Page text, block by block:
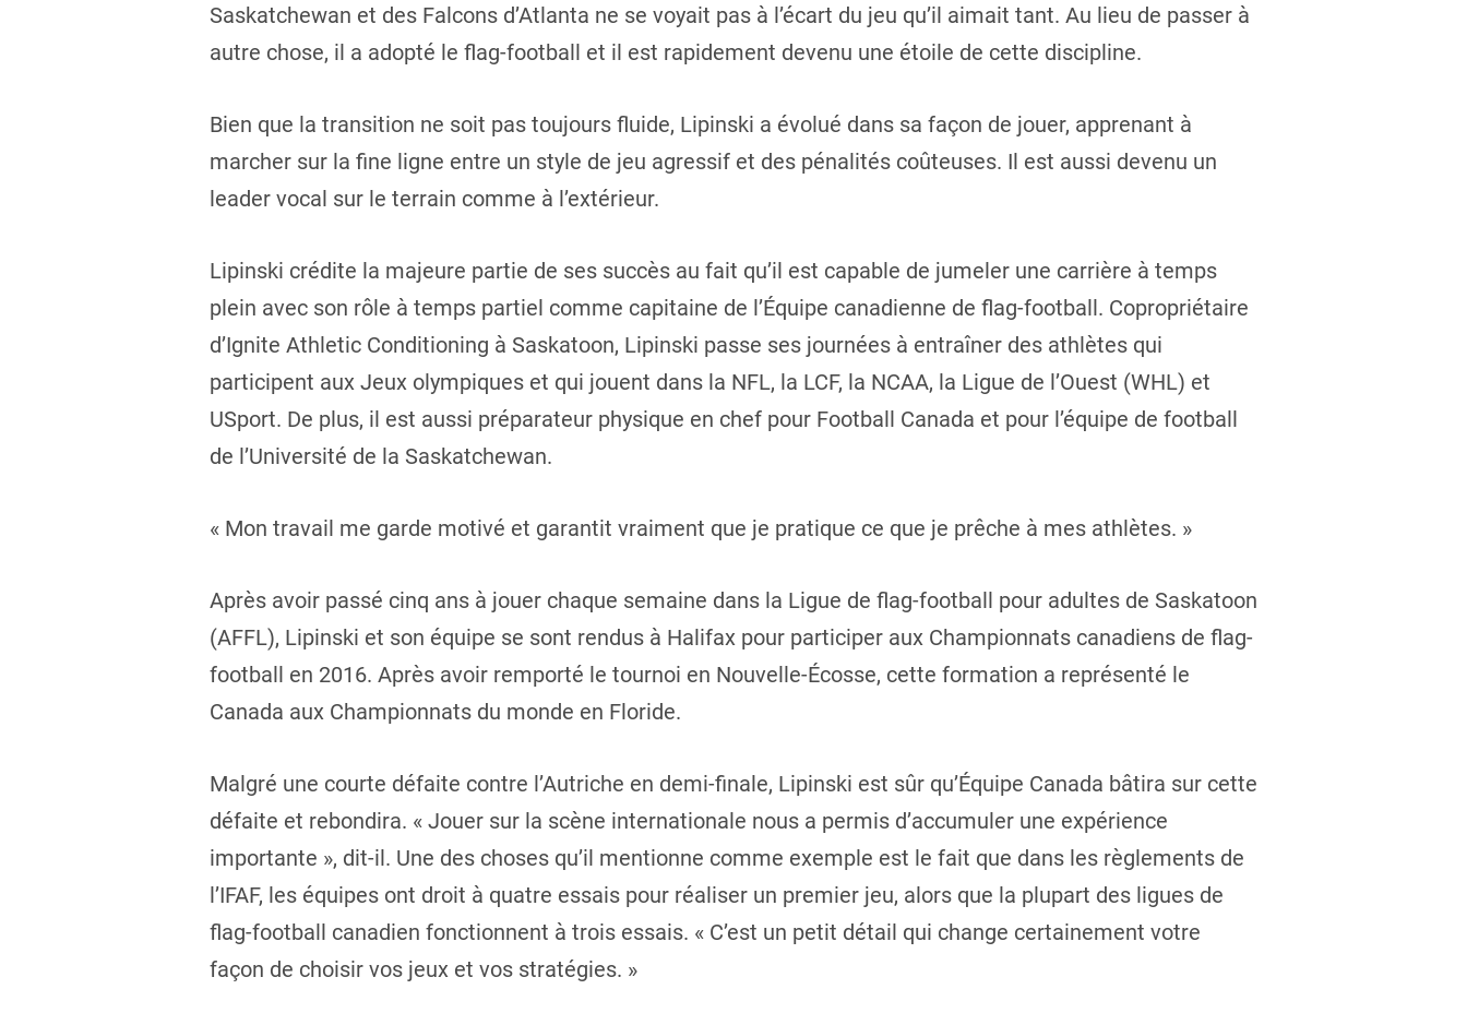
Saskatchewan et des Falcons d’Atlanta ne se voyait pas à l’écart du jeu qu’il aimait tant. Au lieu de passer à
autre chose, il a adopté le flag-football et il est rapidement devenu une étoile de cette discipline.
Bien que la transition ne soit pas toujours fluide, Lipinski a évolué dans sa façon de jouer, apprenant à
marcher sur la fine ligne entre un style de jeu agressif et des pénalités coûteuses. Il est aussi devenu un
leader vocal sur le terrain comme à l’extérieur.
Lipinski crédite la majeure partie de ses succès au fait qu’il est capable de jumeler une carrière à temps
plein avec son rôle à temps partiel comme capitaine de l’Équipe canadienne de flag-football. Copropriétaire
d’Ignite Athletic Conditioning à Saskatoon, Lipinski passe ses journées à entraîner des athlètes qui
participent aux Jeux olympiques et qui jouent dans la NFL, la LCF, la NCAA, la Ligue de l’Ouest (WHL) et
USport. De plus, il est aussi préparateur physique en chef pour Football Canada et pour l’équipe de football
de l’Université de la Saskatchewan.
« Mon travail me garde motivé et garantit vraiment que je pratique ce que je prêche à mes athlètes. »
Après avoir passé cinq ans à jouer chaque semaine dans la Ligue de flag-football pour adultes de Saskatoon
(AFFL), Lipinski et son équipe se sont rendus à Halifax pour participer aux Championnats canadiens de flag-
football en 2016. Après avoir remporté le tournoi en Nouvelle-Écosse, cette formation a représenté le
Canada aux Championnats du monde en Floride.
Malgré une courte défaite contre l’Autriche en demi-finale, Lipinski est sûr qu’Équipe Canada bâtira sur cette
défaite et rebondira. « Jouer sur la scène internationale nous a permis d’accumuler une expérience
importante », dit-il. Une des choses qu’il mentionne comme exemple est le fait que dans les règlements de
l’IFAF, les équipes ont droit à quatre essais pour réaliser un premier jeu, alors que la plupart des ligues de
flag-football canadien fonctionnent à trois essais. « C’est un petit détail qui change certainement votre
façon de choisir vos jeux et vos stratégies. »